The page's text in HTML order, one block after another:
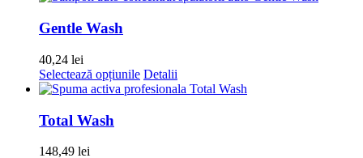
Gentle Wash
40,24 lei
Selectează opțiunile Acest
produs
Detalii
Total Wash
148,49 lei